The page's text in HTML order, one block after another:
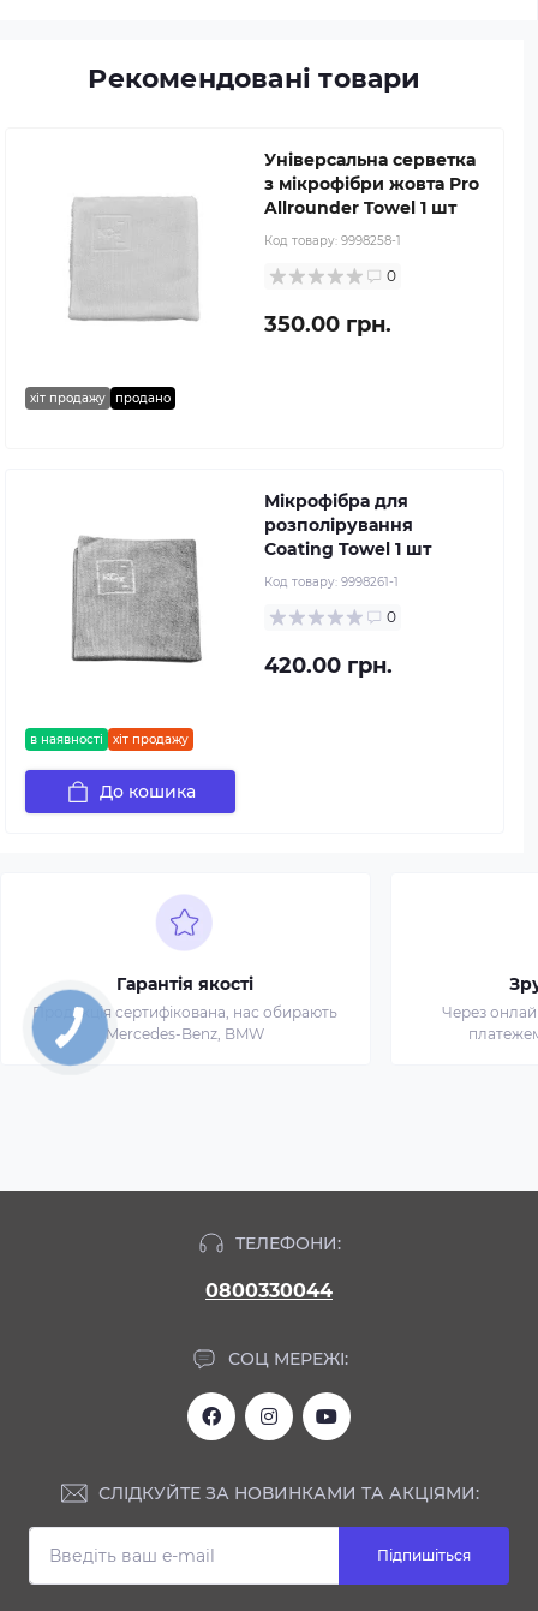
Рекомендовані товари
хіт продажу продано
Універсальна серветка
з мікрофібри жовта Pro
Allrounder Towel 1 шт
Код товару: 9998258-1
0
350.00 грн.
в наявності хіт продажу
Мікрофібра для
розполірування
Coating Towel 1 шт
Код товару: 9998261-1
0
420.00 грн.
До кошика
Гарантія якості
Продукція сертифікована, нас обирають
Mercedes-Benz, BMW
Через
ТЕЛЕФОНИ:
0800330044
СОЦ МЕРЕЖІ:
СЛІДКУЙТЕ ЗА НОВИНКАМИ ТА АКЦІЯМИ:
Підпишіться